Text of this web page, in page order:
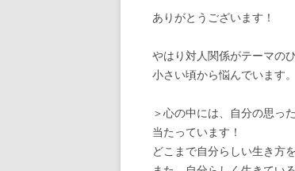
ありがとうございます！
やはり対人関係がテーマの
小さい頃から悩んでいます。
＞心の中には、自分の思っ
当たっています！
どこまで自分らしい生き方